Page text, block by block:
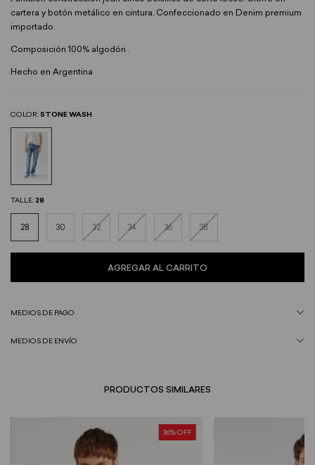
cartera y botón metálico en cintura. Confeccionado en Denim premium
importado.
Composición 100% algodón .
Hecho en Argentina
COLOR:STONE WASH
TALLE: 28
28 30 32 34 36 38
MEDIOS DE PAGO
MEDIOS DE ENVÍO
PRODUCTOS SIMILARES
36% OFF